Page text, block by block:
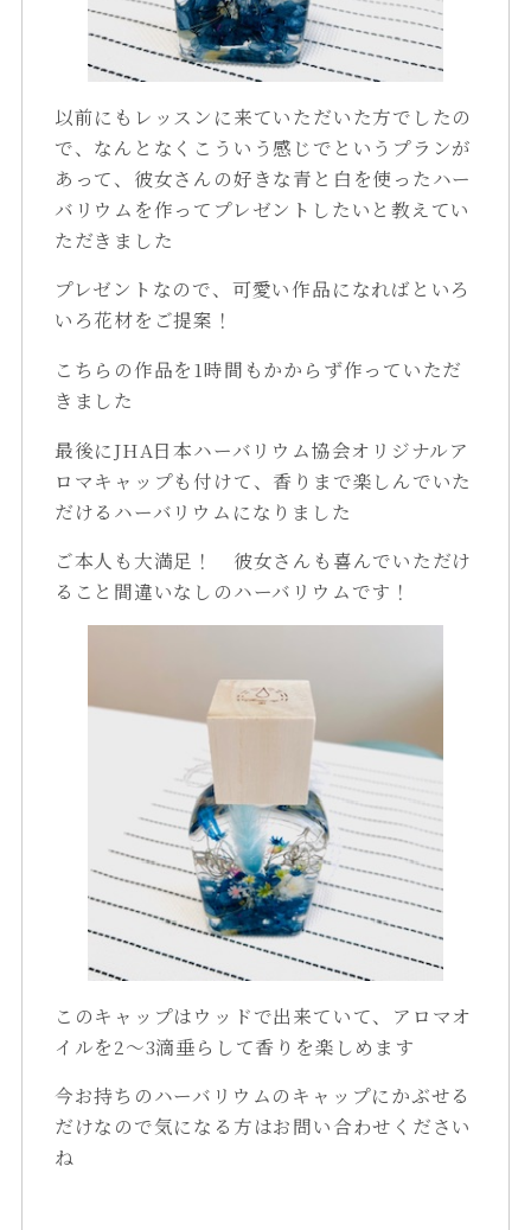
以前にもレッスンに来ていただいた方でしたの
で、なんとなくこういう感じでというプランが
あって、彼女さんの好きな青と白を使ったハー
バリウムを作ってプレゼントしたいと教えてい
ただきました
プレゼントなので、可愛い作品になればといろ
いろ花材をご提案！
こちらの作品を1時間もかからず作っていただ
きました
最後にJHA日本ハーバリウム協会オリジナルア
ロマキャップも付けて、香りまで楽しんでいた
だけるハーバリウムになりました
ご本人も大満足！ 彼女さんも喜んでいただけ
ること間違いなしのハーバリウムです！
このキャップはウッドで出来ていて、アロマオ
イルを2～3滴垂らして香りを楽しめます
今お持ちのハーバリウムのキャップにかぶせる
だけなので気になる方はお問い合わせください
ね